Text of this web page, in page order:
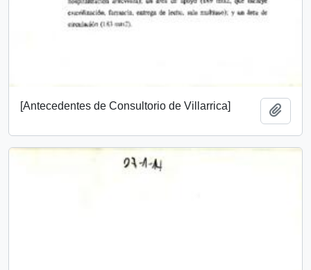
[Antecedentes de Consultorio de Villarrica]